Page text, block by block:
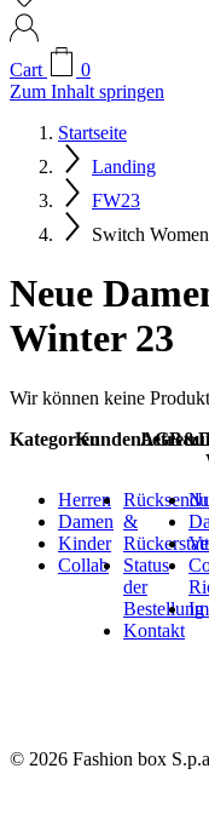
Cart
0
Zum Inhalt springen
Startseite
Landing
FW23
Switch
Neue
Winter 23
Wir können keine
Kategorien
Herren
Damen
Kinder
Collab
&
Status
der
Bestellung
Kontakt
© 2026 Fashion box